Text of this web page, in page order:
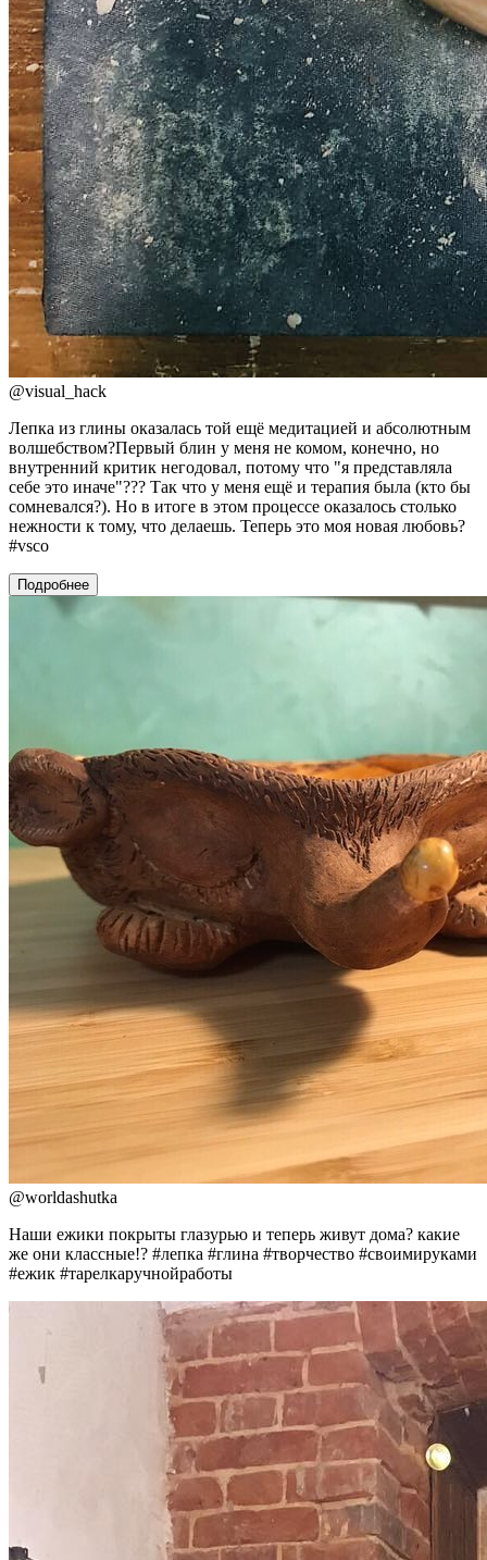
@visual_hack
Лепка из глины оказалась той ещё медитацией и абсолютным
волшебством?Первый блин у меня не комом, конечно, но
внутренний критик негодовал, потому что "я представляла
себе это иначе"??? Так что у меня ещё и терапия была (кто бы
сомневался?). Но в итоге в этом процессе оказалось столько
нежности к тому, что делаешь. Теперь это моя новая любовь?
#vsco
Подробнее
@worldashutka
Наши ежики покрыты глазурью и теперь живут дома? какие
же они классные!? #лепка #глина #творчество #своимируками
#ежик #тарелкаручнойработы